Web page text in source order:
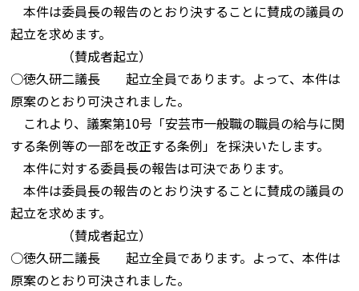
本件は委員長の報告のとおり決することに賛成の議員の
起立を求めます。
（賛成者起立）
○徳久研二議長 起立全員であります。よって、本件は
原案のとおり可決されました。
これより、議案第10号「安芸市一般職の職員の給与に関
する条例等の一部を改正する条例」を採決いたします。
本件に対する委員長の報告は可決であります。
本件は委員長の報告のとおり決することに賛成の議員の
起立を求めます。
（賛成者起立）
○徳久研二議長 起立全員であります。よって、本件は
原案のとおり可決されました。